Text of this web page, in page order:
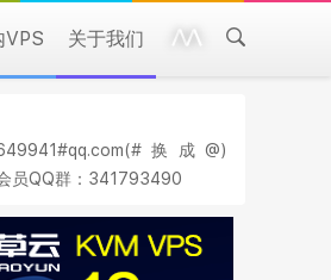
VPS 关于我们
换成@)
员QQ群：341793490